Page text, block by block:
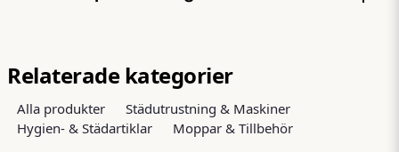
name
Relaterade kategorier
Alla produkter
Städutrustning & Maskiner
Hygien- & Städartiklar
Moppar & Tillbehör